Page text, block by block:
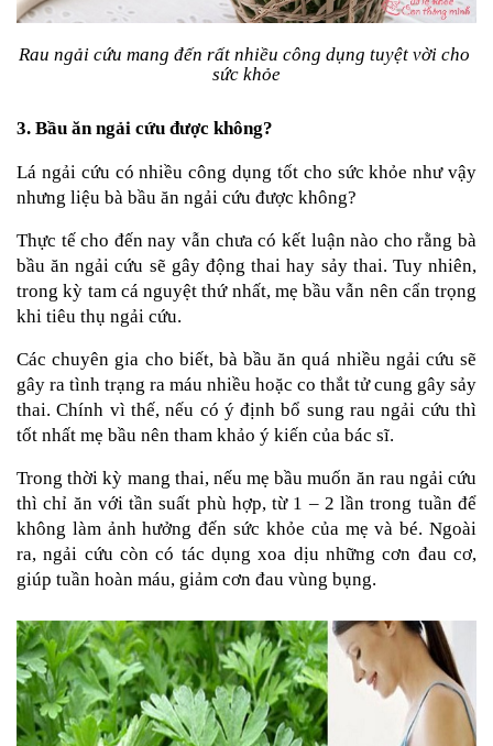
Rau ngải cứu mang đến rất nhiều công dụng tuyệt vời cho
sức khỏe
3. Bầu ăn ngải cứu được không?
Lá ngải cứu có nhiều công dụng tốt cho sức khỏe như vậy
nhưng liệu bà bầu ăn ngải cứu được không?
Thực tế cho đến nay vẫn chưa có kết luận nào cho rằng bà
bầu ăn ngải cứu sẽ gây động thai hay sảy thai. Tuy nhiên,
trong kỳ tam cá nguyệt thứ nhất, mẹ bầu vẫn nên cẩn trọng
khi tiêu thụ ngải cứu.
Các chuyên gia cho biết, bà bầu ăn quá nhiều ngải cứu sẽ
gây ra tình trạng ra máu nhiều hoặc co thắt tử cung gây sảy
thai. Chính vì thế, nếu có ý định bổ sung rau ngải cứu thì
tốt nhất mẹ bầu nên tham khảo ý kiến của bác sĩ.
Trong thời kỳ mang thai, nếu mẹ bầu muốn ăn rau ngải cứu
thì chỉ ăn với tần suất phù hợp, từ 1 – 2 lần trong tuần để
không làm ảnh hưởng đến sức khỏe của mẹ và bé. Ngoài
ra, ngải cứu còn có tác dụng xoa dịu những cơn đau cơ,
giúp tuần hoàn máu, giảm cơn đau vùng bụng.